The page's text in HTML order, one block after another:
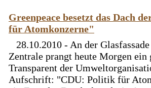
Greenpeace besetzt das Dach
für Atomkonzerne"
28.10.2010 - An der
Zentrale prangt heute Morgen ein
Transparent der
Aufschrift: "CDU: Politik für